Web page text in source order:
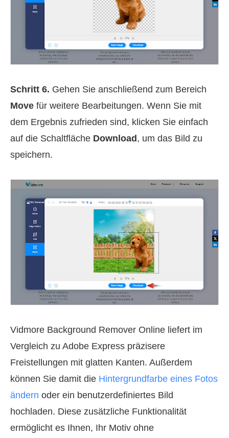
Schritt 6. Gehen Sie anschließend zum Bereich
Move für weitere Bearbeitungen. Wenn Sie mit
dem Ergebnis zufrieden sind, klicken Sie einfach
auf die Schaltfläche Download , um das Bild zu
speichern.
Vidmore Background Remover Online liefert im
Vergleich zu Adobe Express präzisere
Freistellungen mit glatten Kanten. Außerdem
können Sie damit die Hintergrundfarbe eines Fotos
ändern oder ein benutzerdefiniertes Bild
hochladen. Diese zusätzliche Funktionalität
ermöglicht es Ihnen, Ihr Motiv ohne